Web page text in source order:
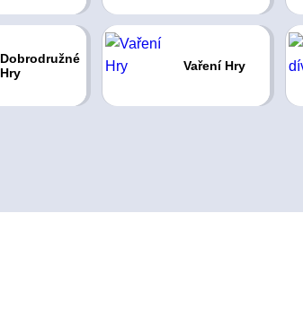
Dobrodružné
Hry
Vaření Hry